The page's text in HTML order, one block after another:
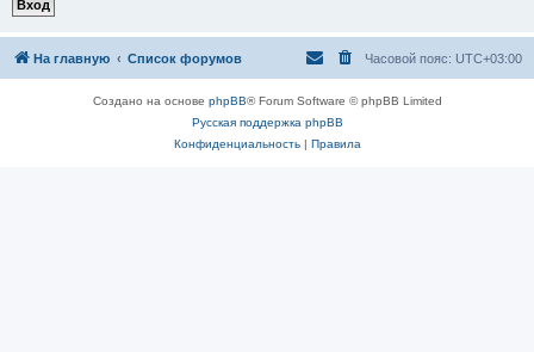
На главную Список форумов Часовой пояс: UTC+03:00
Создано на основе phpBB® Forum Software © phpBB Limited
Русская поддержка phpBB
Конфиденциальность| Правила